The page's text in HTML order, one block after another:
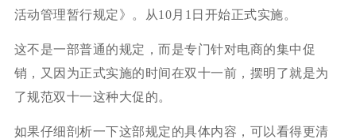
活动管理暂行规定》。从10月1日开始正式实施。
这不是一部普通的规定，而是专门针对电商的集中促
销，又因为正式实施的时间在双十一前，摆明了就是为
了规范双十一这种大促的。
如果仔细剖析一下这部规定的具体内容，可以看得更清